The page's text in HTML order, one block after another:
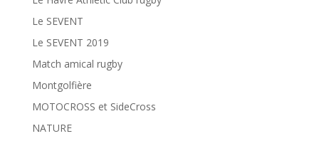
Le SEVENT
Le SEVENT 2019
Match amical rugby
Montgolfière
MOTOCROSS et SideCross
NATURE